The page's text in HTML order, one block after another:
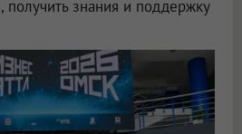
получить знания и поддержку